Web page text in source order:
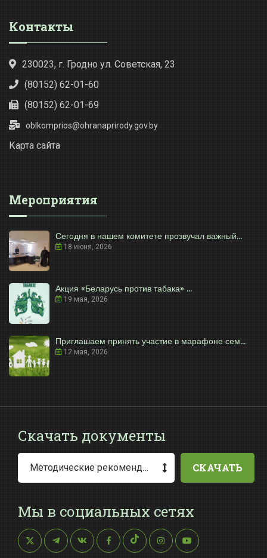
Контакты
230023, г. Гродно ул. Советская, 23
(80152) 62-01-60
(80152) 62-01-69
oblkomprios@ohranaprirody.gov.by
Карта сайта
Мероприятия
Сегодня в нашем комитете прозвучал важный...
18 июня, 2026
Акция «Беларусь против табака» ...
19 мая, 2026
Приглашаем принять участие в марафоне сем...
12 мая, 2026
Скачать документы
Методические рекомендации по заполнению заявления о выдаче разрешения на специальное водопользование СКАЧАТЬ
Мы в социальных сетях